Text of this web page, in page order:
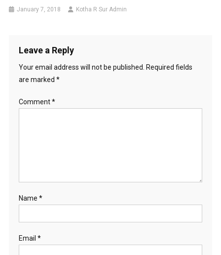
January 7, 2018 Kotha R Sur Admin
Leave a Reply
Your email address will not be published. Required fields
are marked *
Comment*
Name *
Email *